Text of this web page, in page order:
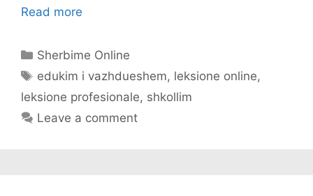
Read more
Categories
Sherbime Online
Tags
edukim i vazhdueshem, leksione online,
leksione profesionale, shkollim
Leave a comment